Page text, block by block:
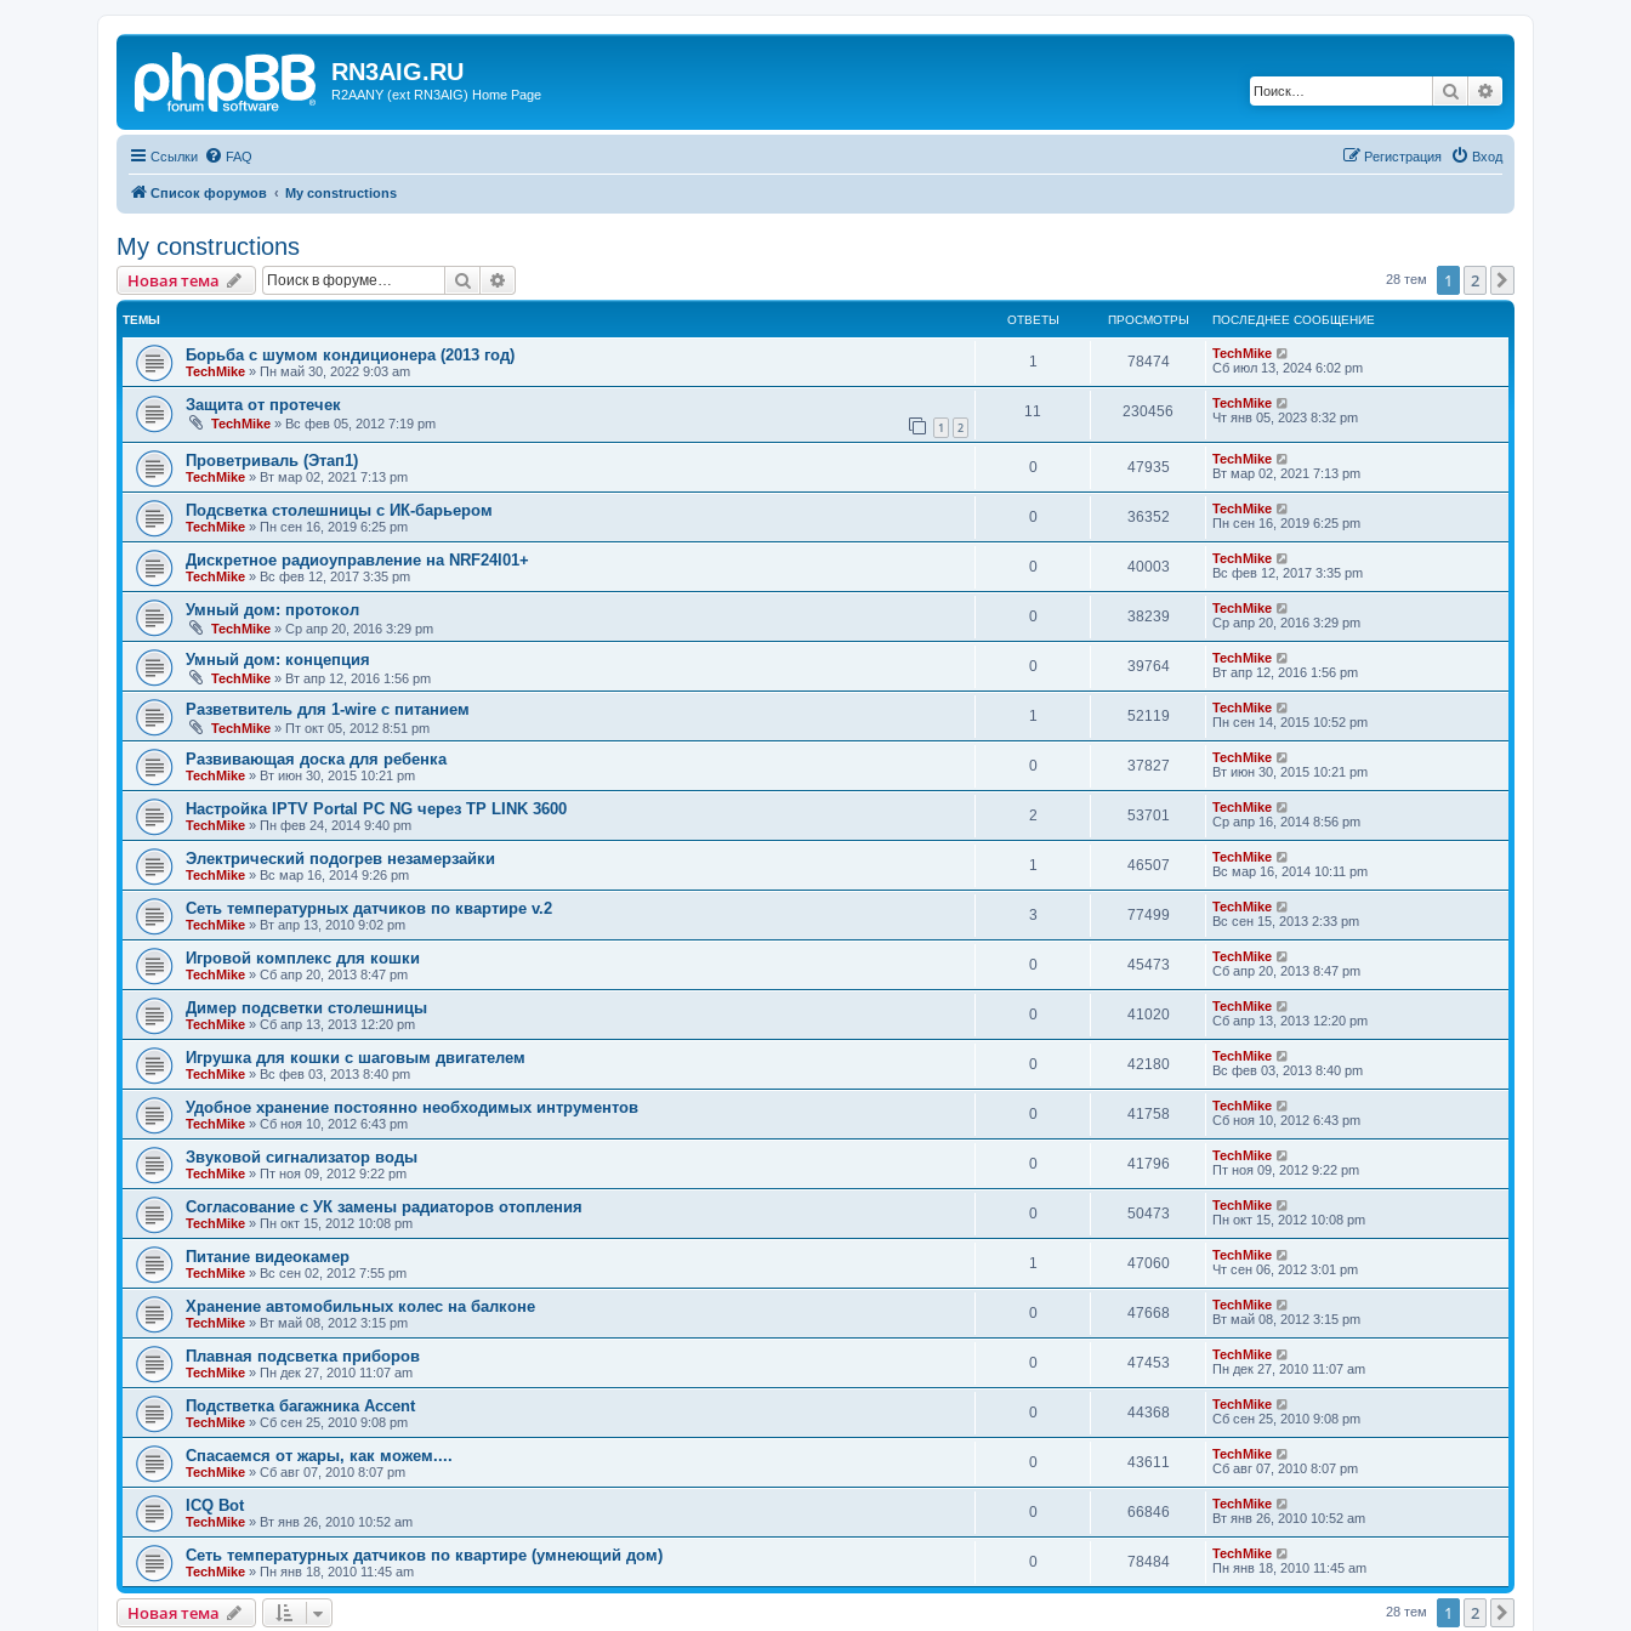
RN3AIG.RU
R2AANY (ext RN3AIG) Home Page Поиск
Ссылки FAQ Вход
Регистрация
Список форумов My constructions
My constructions
Новая тема Поиск 28 тем 1 2
ТЕМЫ ОТВЕТЫ ПРОСМОТРЫ ПОСЛЕДНЕЕ СООБЩЕНИЕ
Борьба с шумом кондиционера (2013 год)
TechMike » Пн май 30, 2022 9:03 am
1 78474
TechMike
Сб июл 13, 2024 6:02 pm
Защита от протечек
TechMike » Вс фев 05, 2012 7:19 pm 1 2
11 230456
TechMike
Чт янв 05, 2023 8:32 pm
Проветриваль (Этап1)
TechMike » Вт мар 02, 2021 7:13 pm
0 47935
TechMike
Вт мар 02, 2021 7:13 pm
Подсветка столешницы с ИК-барьером
TechMike » Пн сен 16, 2019 6:25 pm
0 36352
TechMike
Пн сен 16, 2019 6:25 pm
Дискретное радиоуправление на NRF24l01+
TechMike » Вс фев 12, 2017 3:35 pm
0 40003
TechMike
Вс фев 12, 2017 3:35 pm
Умный дом: протокол
TechMike » Ср апр 20, 2016 3:29 pm
0 38239
TechMike
Ср апр 20, 2016 3:29 pm
Умный дом: концепция
TechMike » Вт апр 12, 2016 1:56 pm
0 39764
TechMike
Вт апр 12, 2016 1:56 pm
Разветвитель для 1-wire с питанием
TechMike » Пт окт 05, 2012 8:51 pm
1 52119
TechMike
Пн сен 14, 2015 10:52 pm
Развивающая доска для ребенка
TechMike » Вт июн 30, 2015 10:21 pm
0 37827
TechMike
Вт июн 30, 2015 10:21 pm
Настройка IPTV Portal PC NG через TP LINK 3600
TechMike » Пн фев 24, 2014 9:40 pm
2 53701
TechMike
Ср апр 16, 2014 8:56 pm
Электрический подогрев незамерзайки
TechMike » Вс мар 16, 2014 9:26 pm
1 46507
TechMike
Вс мар 16, 2014 10:11 pm
Сеть температурных датчиков по квартире v.2
TechMike » Вт апр 13, 2010 9:02 pm
3 77499
TechMike
Вс сен 15, 2013 2:33 pm
Игровой комплекс для кошки
TechMike » Сб апр 20, 2013 8:47 pm
0 45473
TechMike
Сб апр 20, 2013 8:47 pm
Димер подсветки столешницы
TechMike » Сб апр 13, 2013 12:20 pm
0 41020
TechMike
Сб апр 13, 2013 12:20 pm
Игрушка для кошки с шаговым двигателем
TechMike » Вс фев 03, 2013 8:40 pm
0 42180
TechMike
Вс фев 03, 2013 8:40 pm
Удобное хранение постоянно необходимых интрументов
TechMike » Сб ноя 10, 2012 6:43 pm
0 41758
TechMike
Сб ноя 10, 2012 6:43 pm
Звуковой сигнализатор воды
TechMike » Пт ноя 09, 2012 9:22 pm
0 41796
TechMike
Пт ноя 09, 2012 9:22 pm
Согласование с УК замены радиаторов отопления
TechMike » Пн окт 15, 2012 10:08 pm
0 50473
TechMike
Пн окт 15, 2012 10:08 pm
Питание видеокамер
TechMike » Вс сен 02, 2012 7:55 pm
1 47060
TechMike
Чт сен 06, 2012 3:01 pm
Хранение автомобильных колес на балконе
TechMike » Вт май 08, 2012 3:15 pm
0 47668
TechMike
Вт май 08, 2012 3:15 pm
Плавная подсветка приборов
TechMike » Пн дек 27, 2010 11:07 am
0 47453
TechMike
Пн дек 27, 2010 11:07 am
Подстветка багажника Accent
TechMike » Сб сен 25, 2010 9:08 pm
0 44368
TechMike
Сб сен 25, 2010 9:08 pm
Спасаемся от жары, как можем....
TechMike » Сб авг 07, 2010 8:07 pm
0 43611
TechMike
Сб авг 07, 2010 8:07 pm
ICQ Bot
TechMike » Вт янв 26, 2010 10:52 am
0 66846
TechMike
Вт янв 26, 2010 10:52 am
Сеть температурных датчиков по квартире (умнеющий дом)
TechMike » Пн янв 18, 2010 11:45 am
0 78484
TechMike
Пн янв 18, 2010 11:45 am
Новая тема 28 тем 1 2